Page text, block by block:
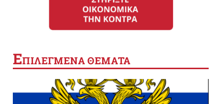
ΕΠΙΛΕΓΜΕΝΑ ΘΕΜΑΤΑ